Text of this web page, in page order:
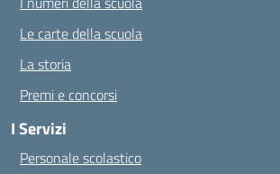
Le carte della scuola
La storia
Premi e concorsi
I Servizi
Personale scolastico